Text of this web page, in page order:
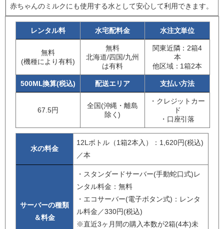
赤ちゃんのミルクにも使用する水として安心して利用できます。
レンタル料 水宅配料金 水注文単位
無料
(機種により有料)
無料
北海道/四国/九州
は有料
関東近隣：2箱4
本
他区域：1箱2本
500ML換算(税込) 配送エリア 支払い方法
67.5円
全国(沖縄・離島
除く)
・クレジットカー
ド
・口座引落
水の料金
12Lボトル（1箱2本入）：1,620円(税込)
／本
サーバーの種類
＆料金
・スタンダードサーバー(手動蛇口式)レ
ンタル料金：無料
・エコサーバー(電子ボタン式)：レンタ
ル料金／330円(税込)
※直近3ヶ月間の購入本数が2箱(4本)未